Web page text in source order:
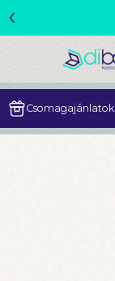
‹
Csomagajánlatok